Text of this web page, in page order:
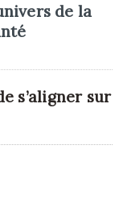
de la
s’aligner sur